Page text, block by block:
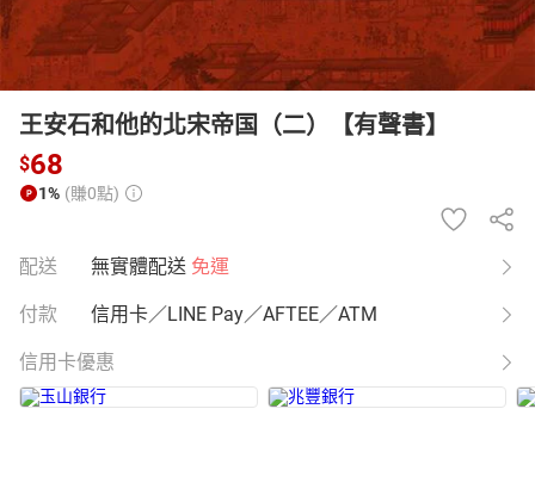
王安石和他的北宋帝国（二）【有聲書】
$68
1% (賺0點)
配送 無實體配送 免運
付款 信用卡／LINE Pay／AFTEE／ATM
信用卡優惠